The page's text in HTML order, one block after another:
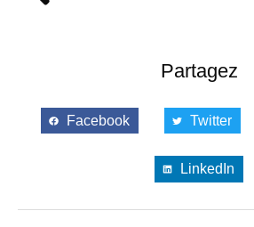
Partagez
Facebook Twitter
LinkedIn